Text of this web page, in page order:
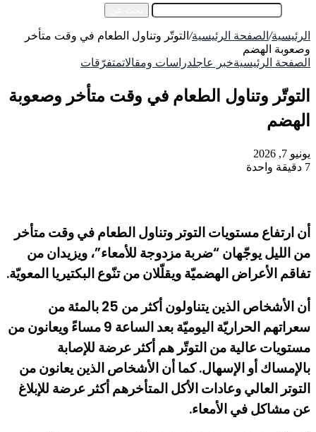
الرئيسية/ الصفحة الرئيسية/ التوتّر وتناول الطعام في وقت متأخر
وصعوبة الهضم
الصفحة الرئيسيةخبر عاجلدراسات ومقالاتمتفرّقات
التوتّر وتناول الطعام في وقت متأخر وصعوبة
الهضم
يونيو 7, 2026
7 دقيقة واحدة
أن ارتفاع مستويات التوتر وتناول الطعام في وقت متأخر
من الليل يوجّهان “ضربة مزدوجة للأمعاء”، ويزيدان من
تفاقم الأعراض الهضميّة ويقلّلان من تنّوع البكتيريا المعويّة.
أن الأشخاص الذين يتناولون أكثر من 25 بالمئة من
سعراتهم الحراريّة اليوميّة بعد الساعة 9 مساءً ويعانون من
مستويات عالية من التوتّر هم أكثر عرضة للإصابة
بالإمساك أو الإسهال.كما أن الأشخاص الذين يعانون من
التوتر العالي وعادات الأكل المتأخرهم أكثر عرضة للإبلاغ
عن مشاكل في الأمعاء.